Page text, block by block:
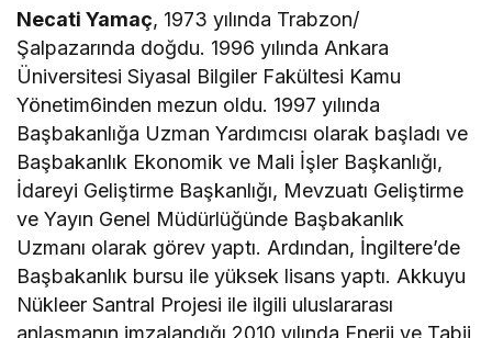
Necati Yamaç, 1973 yılında Trabzon/
Şalpazarında doğdu. 1996 yılında Ankara
Üniversitesi Siyasal Bilgiler Fakültesi Kamu
Yönetim6inden mezun oldu. 1997 yılında
Başbakanlığa Uzman Yardımcısı olarak başladı ve
Başbakanlık Ekonomik ve Mali İşler Başkanlığı,
İdareyi Geliştirme Başkanlığı, Mevzuatı Geliştirme
ve Yayın Genel Müdürlüğünde Başbakanlık
Uzmanı olarak görev yaptı. Ardından, İngiltere’de
Başbakanlık bursu ile yüksek lisans yaptı. Akkuyu
Nükleer Santral Projesi ile ilgili uluslararası
anlaşmanın imzalandığı 2010 yılında Enerji ve Tabii